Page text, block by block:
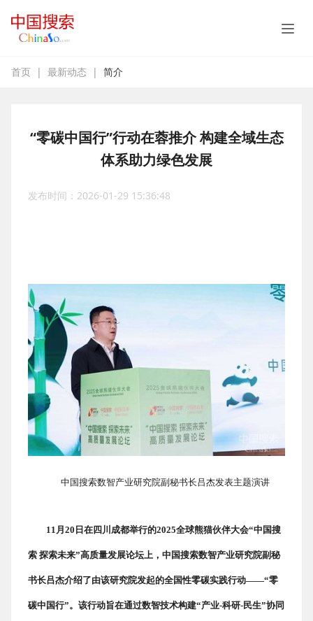
首页 | 最新动态 | 简介
“零碳中国行”行动在蓉推介 构建全域生态
体系助力绿色发展
发布时间：2026-01-29 15:36:48
中国搜索数智产业研究院副秘书长吕杰发表主题演讲
11月20日在四川成都举行的2025全球熊猫伙伴大会“中国搜
索 探索未来”高质量发展论坛上，中国搜索数智产业研究院副秘
书长吕杰介绍了由该研究院发起的全国性零碳实践行动——“零
碳中国行”。该行动旨在通过数智技术构建“产业-科研-民生”协同